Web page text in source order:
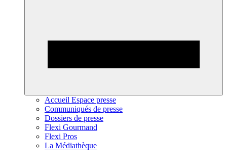
Accueil Espace presse
Communiqués de presse
Dossiers de presse
Flexi Gourmand
Flexi Pros
La Médiathèque